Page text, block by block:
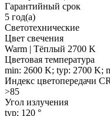
Гарантийный срок
5 год(а)
Светотехнические
Цвет свечения
Warm | Тёплый 2700 K
Цветовая температура
min: 2600 K; typ: 2700 K;
Индекс цветопередачи
>85
Угол излучения
typ: 120 °